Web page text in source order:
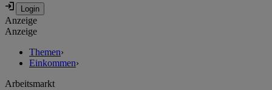
Anzeige
Anzeige
Themen›
Einkommen›
Arbeitsmarkt